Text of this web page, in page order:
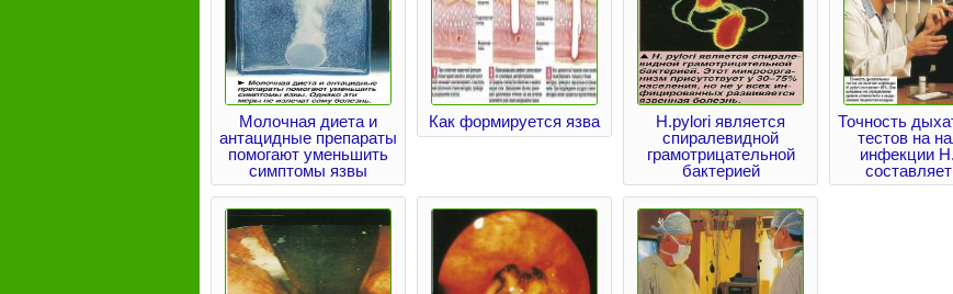
Молочная диета и
антацидные препараты
помогают уменьшить
симптомы язвы
Как формируется язва
Н.pylori является
спиралевидной
грамотрицательной
бактерией
Точность
тестов на
инфекции